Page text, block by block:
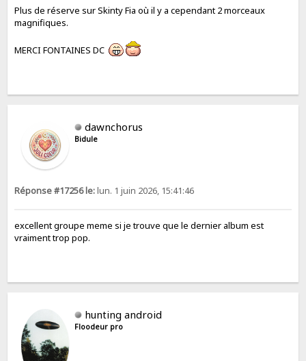
Plus de réserve sur Skinty Fia où il y a cependant 2 morceaux
magnifiques.
MERCI FONTAINES DC
dawnchorus
Bidule
Réponse #17256 le:lun. 1 juin 2026, 15:41:46
excellent groupe meme si je trouve que le dernier album est
vraiment trop pop.
hunting android
Floodeur pro